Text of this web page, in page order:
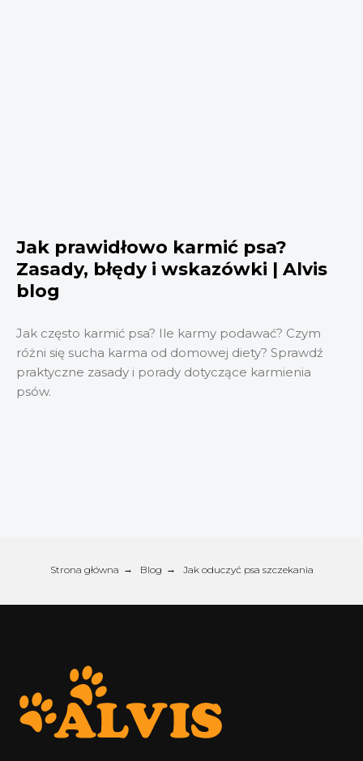
Jak prawidłowo karmić psa?
Zasady, błędy i wskazówki | Alvis
blog
Jak często karmić psa? Ile karmy podawać? Czym
różni się sucha karma od domowej diety? Sprawdź
praktyczne zasady i porady dotyczące karmienia
psów.
Strona główna → Blog → Jak oduczyć psa szczekania